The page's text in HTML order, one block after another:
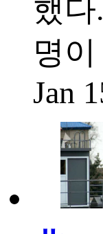
했
명
Jan